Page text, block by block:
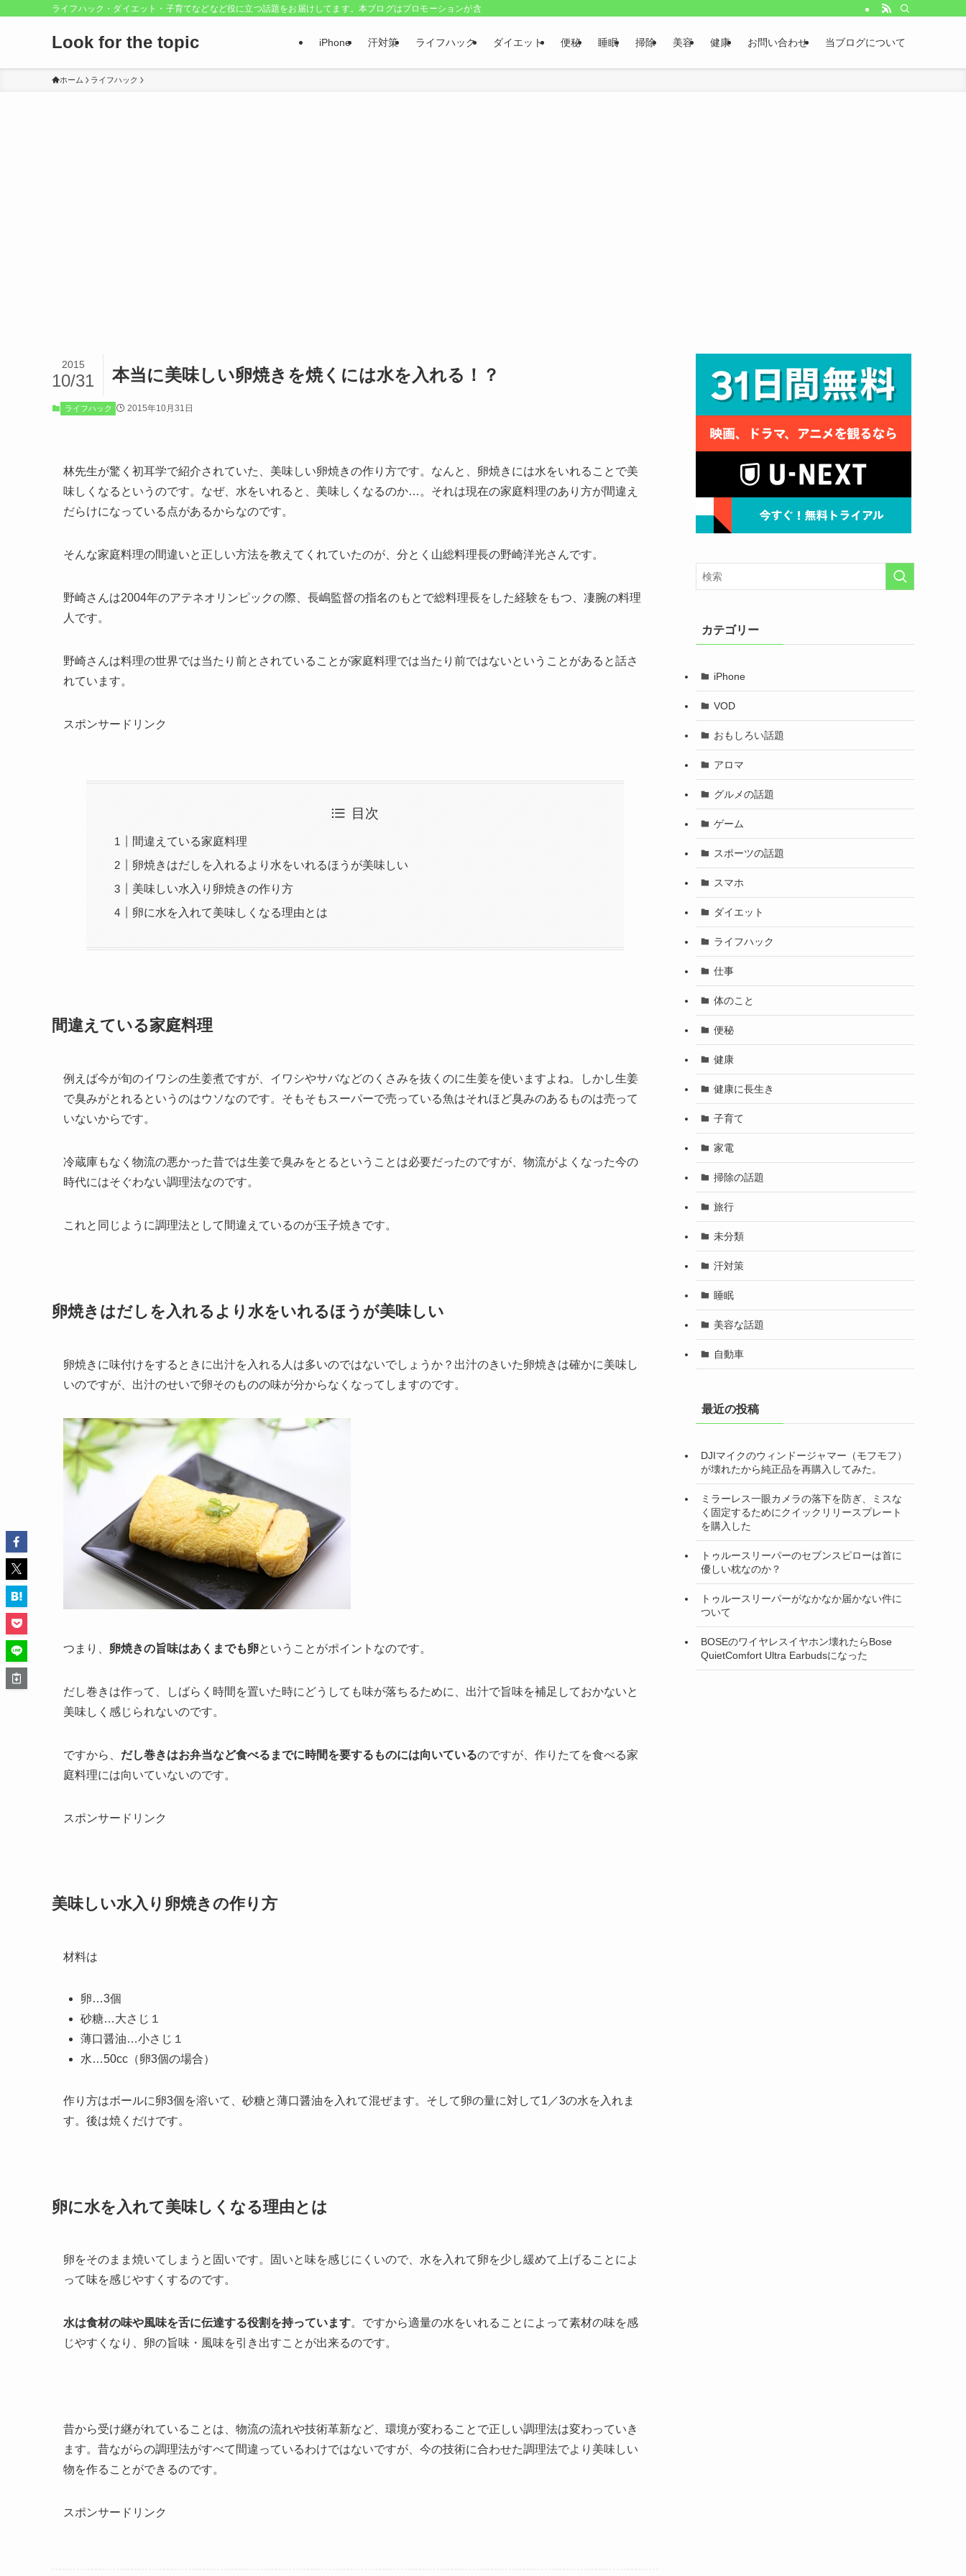
ライフハック・ダイエット・子育てなどなど役に立つ話題をお届けしてます。本ブログはプロモーションが含まれています
Look for the topic iPhone 汗対策 ライフハック ダイエット 便秘 睡眠 掃除 美容 健康 お問い合わせ 当ブログについて
ホーム ライフハック
本当に美味しい卵焼きを焼くには水を入れる！？
2015
10/31
ライフハック 2015年10月31日
林先生が驚く初耳学で紹介されていた、美味しい卵焼きの作り方です。なんと、卵焼きには水をいれることで美
味しくなるというのです。なぜ、水をいれると、美味しくなるのか…。それは現在の家庭料理のあり方が間違え
だらけになっている点があるからなのです。
そんな家庭料理の間違いと正しい方法を教えてくれていたのが、分とく山総料理長の野崎洋光さんです。
野崎さんは2004年のアテネオリンピックの際、長嶋監督の指名のもとで総料理長をした経験をもつ、凄腕の料理
人です。
野崎さんは料理の世界では当たり前とされていることが家庭料理では当たり前ではないということがあると話さ
れています。
スポンサードリンク
目次
間違えている家庭料理
卵焼きはだしを入れるより水をいれるほうが美味しい
美味しい水入り卵焼きの作り方
卵に水を入れて美味しくなる理由とは
間違えている家庭料理
例えば今が旬のイワシの生姜煮ですが、イワシやサバなどのくさみを抜くのに生姜を使いますよね。しかし生姜
で臭みがとれるというのはウソなのです。そもそもスーパーで売っている魚はそれほど臭みのあるものは売って
いないからです。
冷蔵庫もなく物流の悪かった昔では生姜で臭みをとるということは必要だったのですが、物流がよくなった今の
時代にはそぐわない調理法なのです。
これと同じように調理法として間違えているのが玉子焼きです。
卵焼きはだしを入れるより水をいれるほうが美味しい
卵焼きに味付けをするときに出汁を入れる人は多いのではないでしょうか？出汁のきいた卵焼きは確かに美味し
いのですが、出汁のせいで卵そのものの味が分からなくなってしますのです。
つまり、 卵焼きの旨味はあくまでも卵ということがポイントなのです。
だし巻きは作って、しばらく時間を置いた時にどうしても味が落ちるために、出汁で旨味を補足しておかないと
美味しく感じられないのです。
ですから、 だし巻きはお弁当など食べるまでに時間を要するものには向いているのですが、作りたてを食べる家
庭料理には向いていないのです。
スポンサードリンク
美味しい水入り卵焼きの作り方
材料は
卵…3個
砂糖…大さじ１
薄口醤油…小さじ１
水…50cc（卵3個の場合）
作り方はボールに卵3個を溶いて、砂糖と薄口醤油を入れて混ぜます。そして卵の量に対して1／3の水を入れま
す。後は焼くだけです。
卵に水を入れて美味しくなる理由とは
卵をそのまま焼いてしまうと固いです。固いと味を感じにくいので、水を入れて卵を少し緩めて上げることによ
って味を感じやすくするのです。
水は食材の味や風味を舌に伝達する役割を持っています。ですから適量の水をいれることによって素材の味を感
じやすくなり、卵の旨味・風味を引き出すことが出来るのです。
昔から受け継がれていることは、物流の流れや技術革新など、環境が変わることで正しい調理法は変わっていき
ます。昔ながらの調理法がすべて間違っているわけではないですが、今の技術に合わせた調理法でより美味しい
物を作ることができるのです。
スポンサードリンク
カテゴリー
iPhone
VOD
おもしろい話題
アロマ
グルメの話題
ゲーム
スポーツの話題
スマホ
ダイエット
ライフハック
仕事
体のこと
便秘
健康
健康に長生き
子育て
家電
掃除の話題
旅行
未分類
汗対策
睡眠
美容な話題
自動車
最近の投稿
DJIマイクのウィンドージャマー（モフモフ）
が壊れたから純正品を再購入してみた。
ミラーレス一眼カメラの落下を防ぎ、ミスな
く固定するためにクイックリリースプレート
を購入した
トゥルースリーパーのセブンスピローは首に
優しい枕なのか？
トゥルースリーパーがなかなか届かない件に
ついて
BOSEのワイヤレスイヤホン壊れたらBose
QuietComfort Ultra Earbudsになった